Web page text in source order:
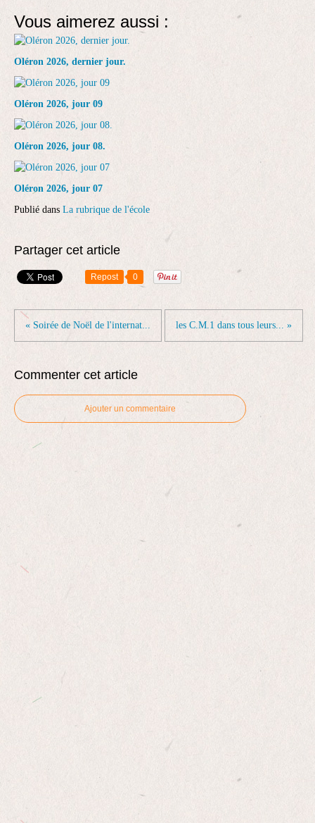
Vous aimerez aussi :
Oléron 2026, dernier jour.
Oléron 2026, jour 09
Oléron 2026, jour 08.
Oléron 2026, jour 07
Publié dans La rubrique de l'école
Partager cet article
Repost 0
« Soirée de Noël de l'internat... les C.M.1 dans tous leurs... »
Commenter cet article
Ajouter un commentaire